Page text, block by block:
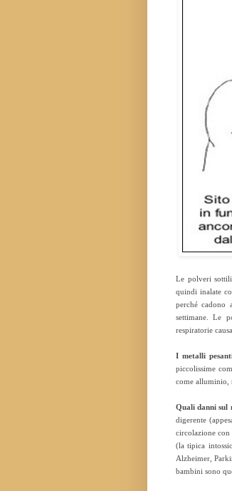
Le polveri sottili
quindi inalate
perché cadono
settimane. Le
respiratorie
I metalli
piccolissime
come alluminio,
Quali danni sul
digerente
circolazione con
(la tipica
Alzheimer,
bambini sono